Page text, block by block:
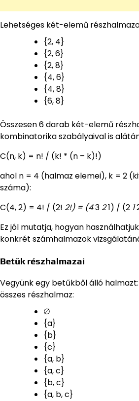
Lehetséges két-elemű
{2, 4}
{2, 6}
{2, 8}
{4, 6}
{4, 8}
{6, 8}
Összesen 6 darab két-elemű
kombinatorika szabályaival is
C(n, k) = n! / (k! * (n – k)!)
ahol n = 4 (halmaz elemei), k = 2
száma):
C(4, 2) = 4! / (2! 2!) = (43 21) / (2 1
Ez jól mutatja, hogyan
konkrét számhalmazok
Betűk részhalmazai
Vegyünk egy betűkből álló halmazt:
összes részhalmaz:
∅
{a}
{b}
{c}
{a, b}
{a, c}
{b, c}
{a, b, c}